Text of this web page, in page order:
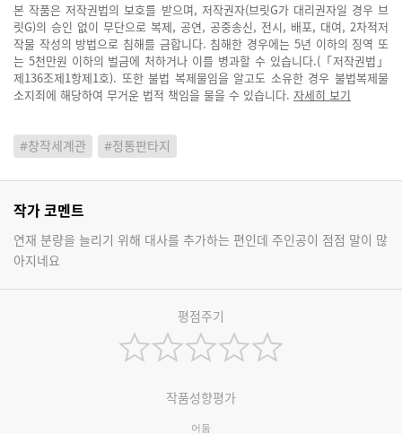
본 작품은 저작권법의 보호를 받으며, 저작권자(브릿G가 대리권자일 경우 브
릿G)의 승인 없이 무단으로 복제, 공연, 공중송신, 전시, 배포, 대여, 2차적저
작물 작성의 방법으로 침해를 금합니다. 침해한 경우에는 5년 이하의 징역 또
는 5천만원 이하의 벌금에 처하거나 이를 병과할 수 있습니다.(「저작권법」
제136조제1항제1호). 또한 불법 복제물임을 알고도 소유한 경우 불법복제물
소지죄에 해당하여 무거운 법적 책임을 물을 수 있습니다. 자세히 보기
#창작세계관 #정통판타지
작가 코멘트
연재 분량을 늘리기 위해 대사를 추가하는 편인데 주인공이 점점 말이 많
아지네요
평점주기
작품성향평가
어둠